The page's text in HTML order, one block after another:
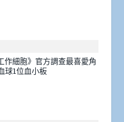
作細胞》官方調查最喜愛角
球1位血小板